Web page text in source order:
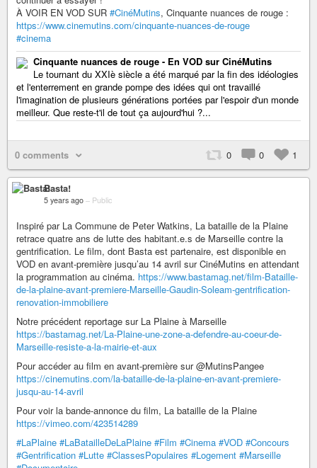
À VOIR EN VOD SUR #CinéMutins, Cinquante nuances de rouge :
https://www.cinemutins.com/cinquante-nuances-de-rouge
#cinema
Cinquante nuances de rouge - En VOD sur CinéMutins
Le tournant du XXIè siècle a été marqué par la fin des idéologies
et l'enterrement en grande pompe des idées qui ont travaillé
l'imagination de plusieurs générations portées par l'espoir d'un monde
meilleur. Que reste-t'il de tout ça aujourd'hui ?...
0 comments 0 0 1
Basta!
5 years ago – Public
Inspiré par La Commune de Peter Watkins, La bataille de la Plaine
retrace quatre ans de lutte des habitant.e.s de Marseille contre la
gentrification. Le film, dont Basta est partenaire, est disponible en
VOD en avant-première jusqu’au 14 avril sur CinéMutins en attendant
la programmation au cinéma. https://www.bastamag.net/film-Bataille-
de-la-plaine-avant-premiere-Marseille-Gaudin-Soleam-gentrification-
renovation-immobiliere
Notre précédent reportage sur La Plaine à Marseille
https://bastamag.net/La-Plaine-une-zone-a-defendre-au-coeur-de-
Marseille-resiste-a-la-mairie-et-aux
Pour accéder au film en avant-première sur @MutinsPangee
https://cinemutins.com/la-bataille-de-la-plaine-en-avant-premiere-
jusqu-au-14-avril
Pour voir la bande-annonce du film, La bataille de la Plaine
https://vimeo.com/423514289
#LaPlaine #LaBatailleDeLaPlaine #Film #Cinema #VOD #Concours
#Gentrification #Lutte #ClassesPopulaires #Logement #Marseille